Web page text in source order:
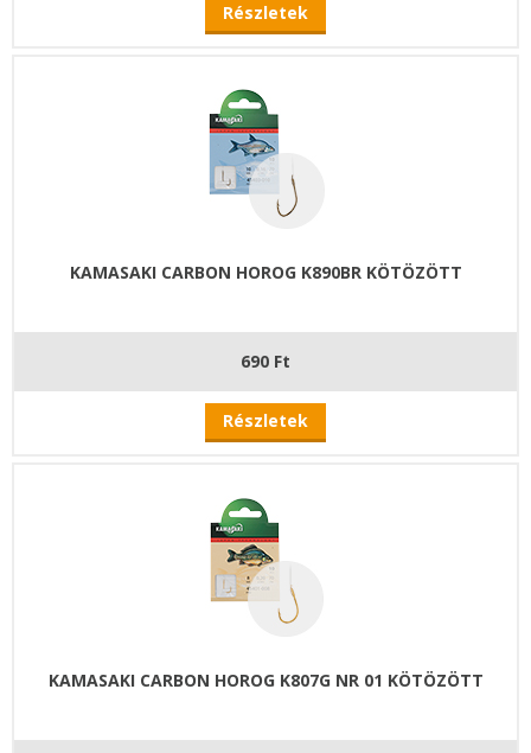
Részletek
KAMASAKI CARBON HOROG K890BR KÖTÖZÖTT
690 Ft
Részletek
KAMASAKI CARBON HOROG K807G NR 01 KÖTÖZÖTT